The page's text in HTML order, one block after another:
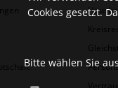
Cookies gesetzt.
Bitte wählen Sie